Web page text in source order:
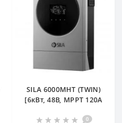
SILA 6000MHT (TWIN)
[6кВт, 48В, MPPT 120А
0